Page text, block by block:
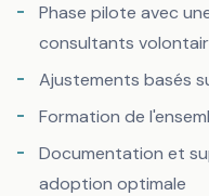
Phase pilote avec
consultants
Ajustements basés
Formation de
Documentation et
adoption optimale